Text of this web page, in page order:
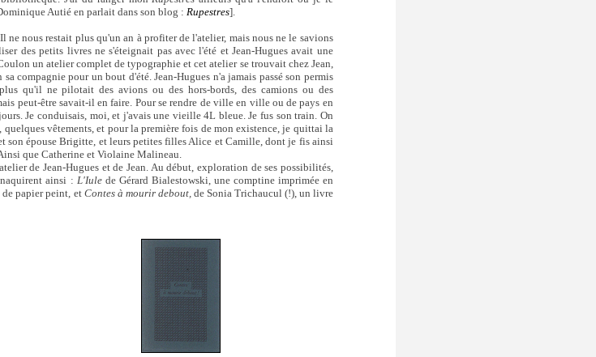
Autié en parlait dans son blog : Rupestres].
nous restait plus qu'un an à profiter de l'atelier, mais nous ne le savions
des petits livres ne s'éteignait pas avec l'été et Jean-Hugues avait une
un atelier complet de typographie et cet atelier se trouvait chez Jean,
compagnie pour un bout d'été. Jean-Hugues n'a jamais passé son permis
qu'il ne pilotait des avions ou des hors-bords, des camions ou des
peut-être savait-il en faire. Pour se rendre de ville en ville ou de pays en
Je conduisais, moi, et j'avais une vieille 4L bleue. Je fus son train. On
quelques vêtements, et pour la première fois de mon existence, je quittai la
son épouse Brigitte, et leurs petites filles Alice et Camille, dont je fis ainsi
que Catherine et Violaine Malineau.
de Jean-Hugues et de Jean. Au début, exploration de ses possibilités,
ainsi : L'Iulede Gérard Bialestowski, une comptine imprimée en
papier peint, et Contes à mourir debout, de Sonia Trichaucul (!), un livre